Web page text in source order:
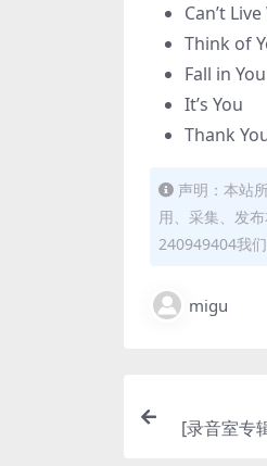
Can’t
Think of
Fall in You
It’s You
Thank
声明：本站
用、采集、发
240949404我们
migu
[录音室专